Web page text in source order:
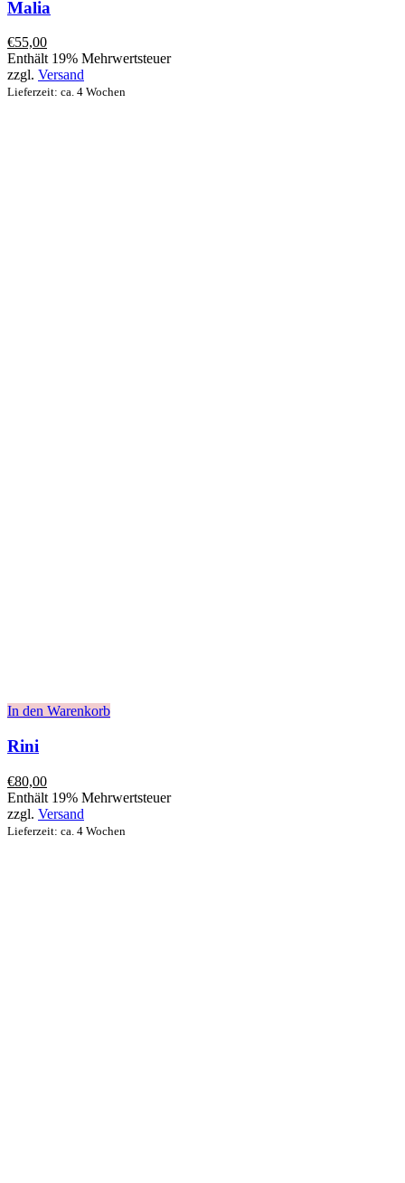
Malia
€55,00
Enthält 19% Mehrwertsteuer
zzgl. Versand
Lieferzeit: ca. 4 Wochen
In den Warenkorb
Rini
€80,00
Enthält 19% Mehrwertsteuer
zzgl. Versand
Lieferzeit: ca. 4 Wochen